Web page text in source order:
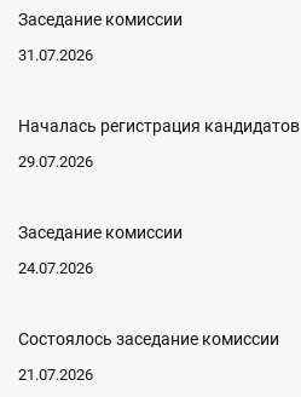
Заседание комиссии
31.07.2026
Началась регистрация кандидатов
29.07.2026
Заседание комиссии
24.07.2026
Состоялось заседание комиссии
21.07.2026